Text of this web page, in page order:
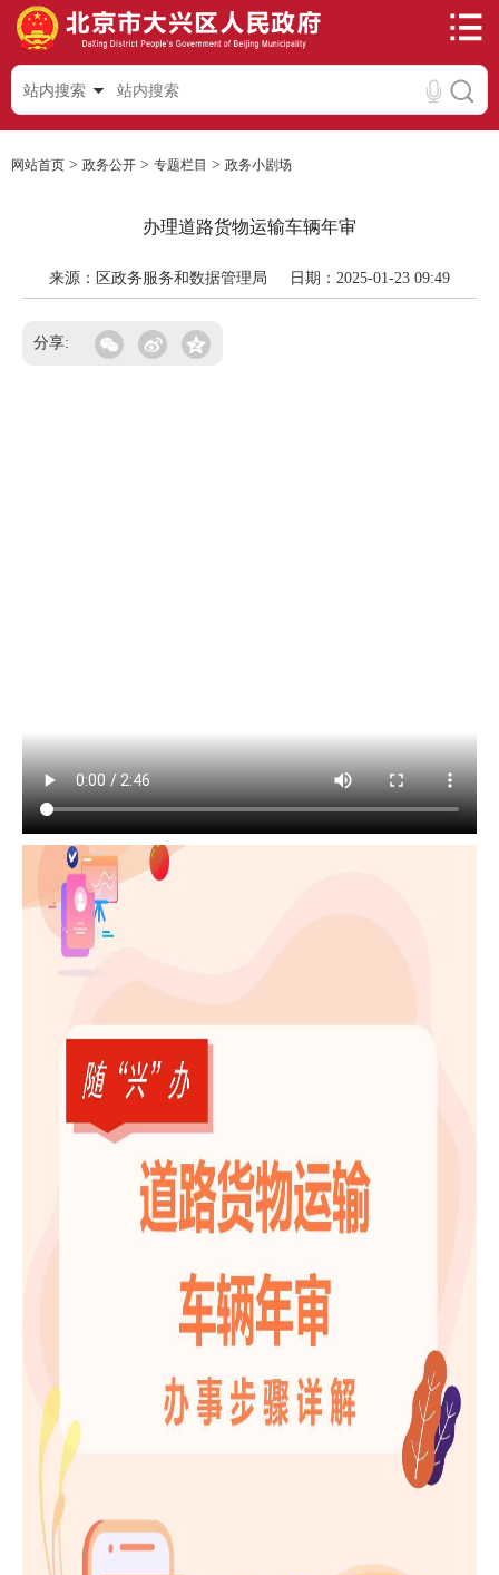
站内搜索
网站首页 > 政务公开 > 专题栏目 > 政务小剧场
办理道路货物运输车辆年审
来源：区政务服务和数据管理局 日期：2025-01-23 09:49
分享: